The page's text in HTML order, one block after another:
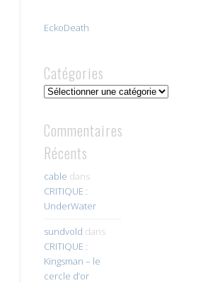
EckoDeath
Catégories
Catégories
Commentaires
Récents
cable dans
CRITIQUE :
UnderWater
sundvold dans
CRITIQUE :
Kingsman – le
cercle d’or